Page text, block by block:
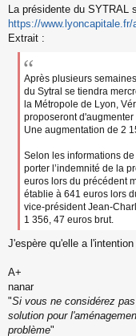
s
g
e
n
La présidente du SYTRAL
https://
Extrait :
Après plusieurs
du Sytral se tiendra
la Métropole de Lyon,
proposeront
Une augmentation de 2
Selon les informations
porter l’indemnité de la
euros lors du précédent
établie à 641 euros lors
vice-président Jean-
1 356, 47 euros brut.
J'espère qu'elle a
A+
nanar
"Si vous ne considérez
solution pour
problème"